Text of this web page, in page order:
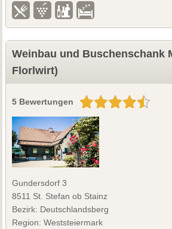
Weinbau und Buschenschank
Florlwirt)
5 Bewertungen
Gundersdorf 3
8511 St. Stefan ob Stainz
Bezirk: Deutschlandsberg
Region: Weststeiermark